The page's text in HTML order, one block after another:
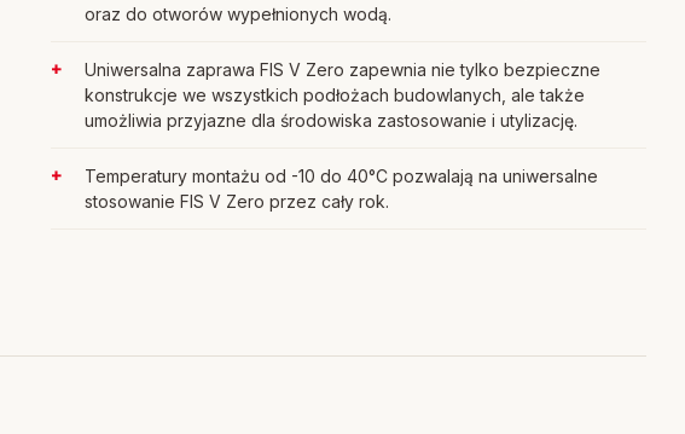
oraz do otworów wypełnionych wodą.
Uniwersalna zaprawa FIS V Zero zapewnia nie tylko bezpieczne
konstrukcje we wszystkich podłożach budowlanych, ale także
umożliwia przyjazne dla środowiska zastosowanie i utylizację.
Temperatury montażu od -10 do 40°C pozwalają na uniwersalne
stosowanie FIS V Zero przez cały rok.